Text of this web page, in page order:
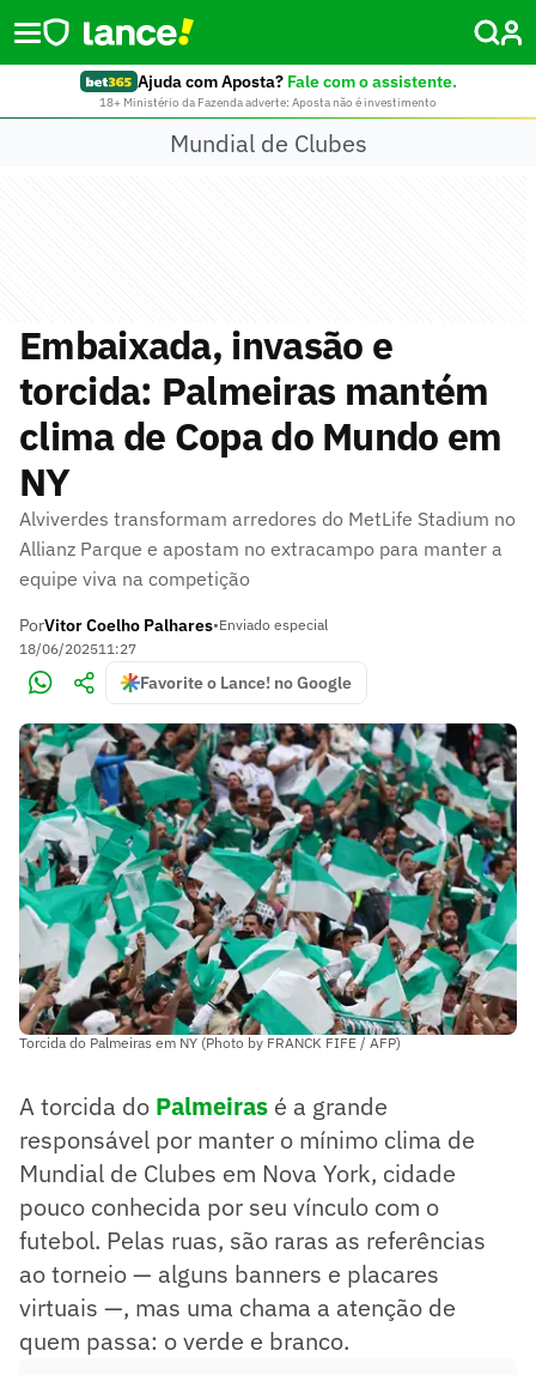
Ajuda com Aposta? Fale com o assistente.
18+ Ministério da Fazenda adverte: Aposta não é investimento
Mundial de Clubes
Embaixada, invasão e
torcida: Palmeiras mantém
clima de Copa do Mundo em
NY
Alviverdes transformam arredores do MetLife Stadium no
Allianz Parque e apostam no extracampo para manter a
equipe viva na competição
PorVitor Coelho Palhares•Enviado especial
18/06/202511:27
Favorite o Lance! no Google
Torcida do Palmeiras em NY (Photo by FRANCK FIFE / AFP)
A torcida do Palmeiras é a grande
responsável por manter o mínimo clima de
Mundial de Clubes em Nova York, cidade
pouco conhecida por seu vínculo com o
futebol. Pelas ruas, são raras as referências
ao torneio — alguns banners e placares
virtuais —, mas uma chama a atenção de
quem passa: o verde e branco.